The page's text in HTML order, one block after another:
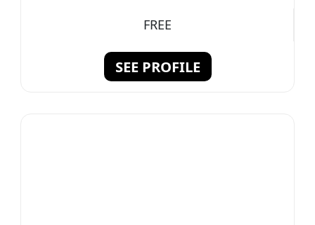
SEE PROFILE
FREE